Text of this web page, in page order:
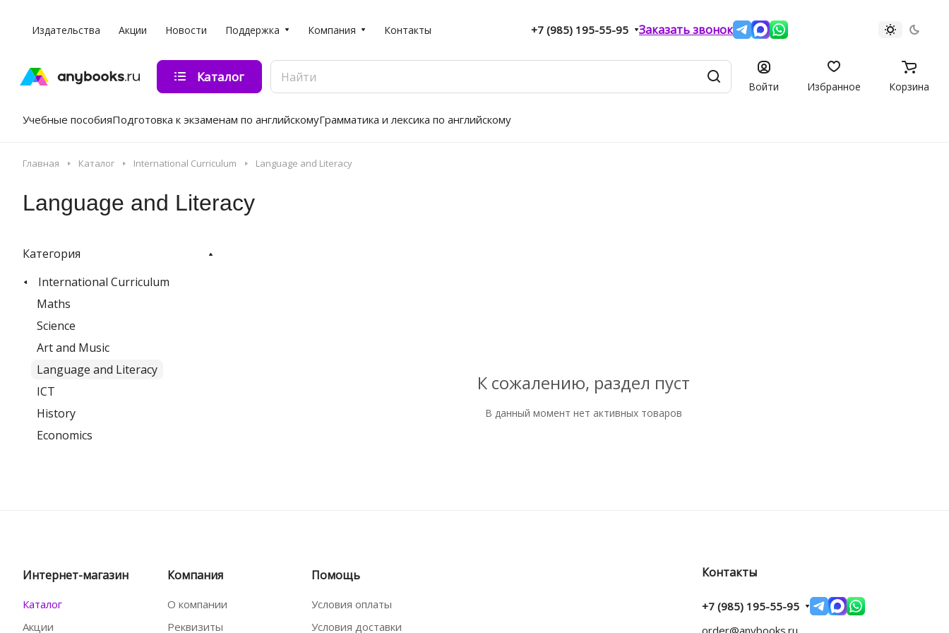
Издательства Акции Новости Поддержка Компания Контакты +7 (985) 195-55-95 Заказать звонок
Каталог
Войти Избранное Корзина
Учебные пособияПодготовка к экзаменам по английскомуГрамматика и лексика по английскому
Главная Каталог International Curriculum Language and Literacy
Language and Literacy
К сожалению, раздел пуст
В данный момент нет активных товаров
Категория
International Curriculum
Maths
Science
Art and Music
Language and Literacy
ICT
History
Economics
Интернет-магазин
Каталог
Акции
Компания
О компании
Реквизиты
Помощь
Условия оплаты
Условия доставки
Контакты
+7 (985) 195-55-95
order@anybooks.ru